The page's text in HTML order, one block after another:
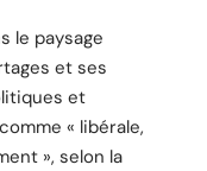
le paysage
et ses
et
« libérale,
», selon la